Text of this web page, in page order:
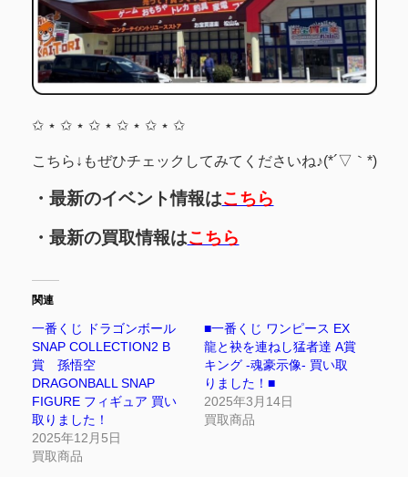
✩ ⋆ ✩ ⋆ ✩ ⋆ ✩ ⋆ ✩ ⋆ ✩
こちら↓もぜひチェックしてみてくださいね♪(*´▽｀*)
・最新のイベント情報はこちら
・最新の買取情報はこちら
関連
一番くじ ドラゴンボール
SNAP COLLECTION2 B
賞 孫悟空
DRAGONBALL SNAP
FIGURE フィギュア 買い
取りました！
2025年12月5日
買取商品
■一番くじ ワンピース EX
龍と袂を連ねし猛者達 A賞
キング -魂豪示像- 買い取
りました！■
2025年3月14日
買取商品